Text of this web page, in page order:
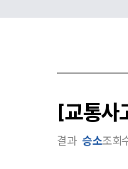
[교통사
결과 승소조회